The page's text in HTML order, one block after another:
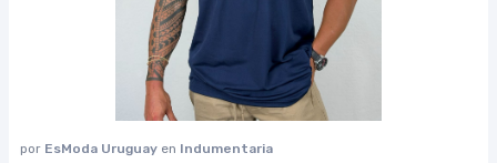
por EsModa Uruguay en Indumentaria